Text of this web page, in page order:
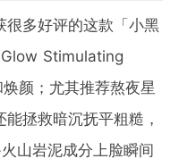
很多好评的这款「小黑
Stimulating
颜；尤其推荐熬夜星
拯救暗沉抚平粗糙，
山岩泥成分上脸瞬间